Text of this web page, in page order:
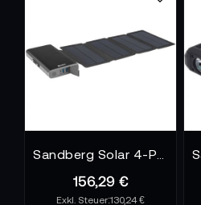
156,29 €
130,24 €